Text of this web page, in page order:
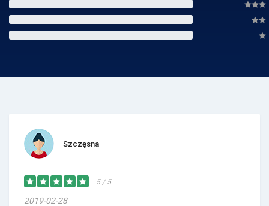
Szczęsna
5 / 5
2019-02-28